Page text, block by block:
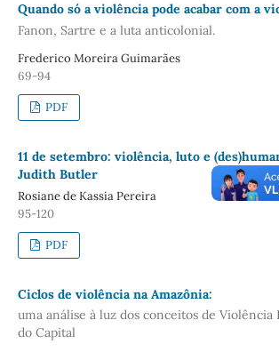
Quando só a violência pode acabar com a
Fanon, Sartre e a luta anticolonial.
Frederico Moreira Guimarães
69-94
PDF
11 de setembro: violência, luto e
Judith Butler
Rosiane de Kassia Pereira
95-120
PDF
Ciclos de violência na Amazônia:
uma análise à luz dos conceitos de Violência
do Capital